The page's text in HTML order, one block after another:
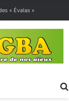
« Évalas »